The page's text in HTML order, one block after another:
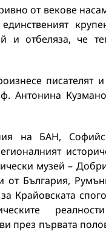
от векове
и отбеляза, че
Антонина
на БАН,
музей –
от България,
Крайовската
през първата